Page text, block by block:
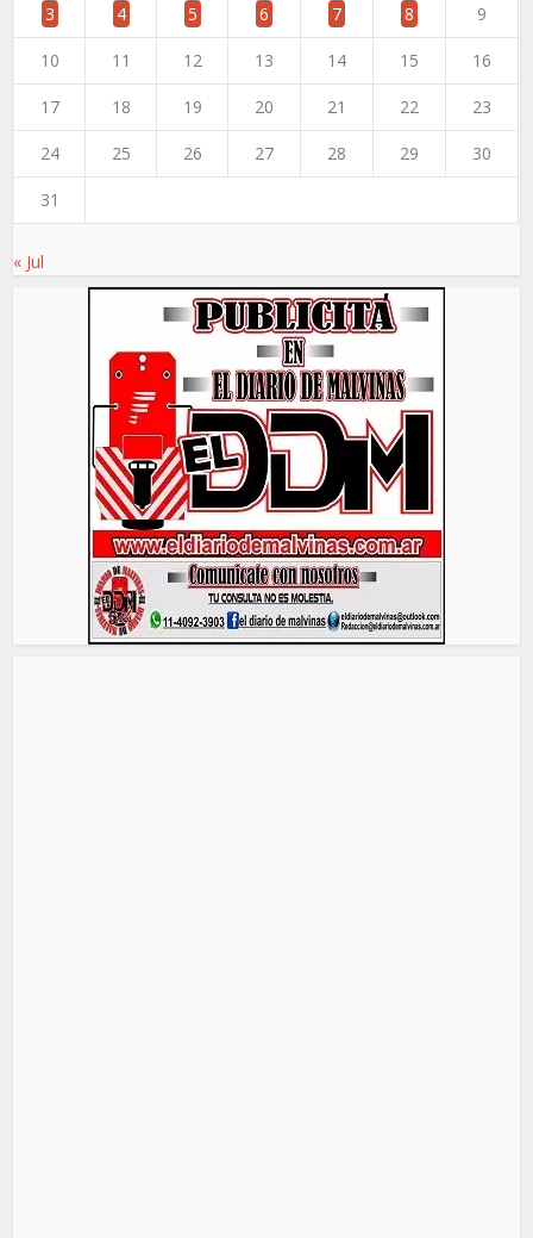
3 4 5 6 7 8 9
10 11 12 13 14 15 16
17 18 19 20 21 22 23
24 25 26 27 28 29 30
31
« Jul